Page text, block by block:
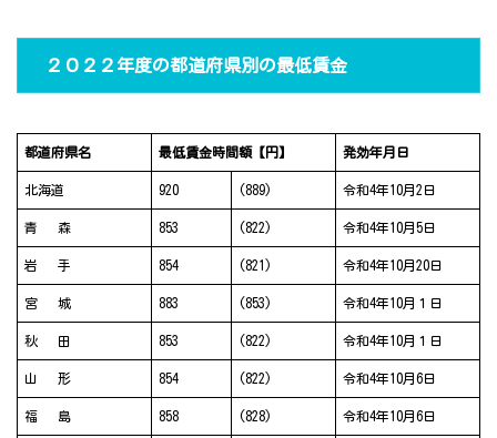
２０２２年度の都道府県別の最低賃金
都道府県名 最低賃金時間額【円】 発効年月日
北海道 920 (889) 令和4年10月2日
青 森 853 (822) 令和4年10月5日
岩 手 854 (821) 令和4年10月20日
宮 城 883 (853) 令和4年10月１日
秋 田 853 (822) 令和4年10月１日
山 形 854 (822) 令和4年10月6日
福 島 858 (828) 令和4年10月6日